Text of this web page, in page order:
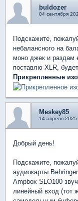
buldozer
04 сентября
Подскажите,
небалансного на
моно джек и раздам
поставлю XLR,
Прикрепленные
Meskey85
14 апреля 2025
Добрый день!
Подскажите,
аудиокарты
Ampbox SLO100 звучит
линейный вход (тот